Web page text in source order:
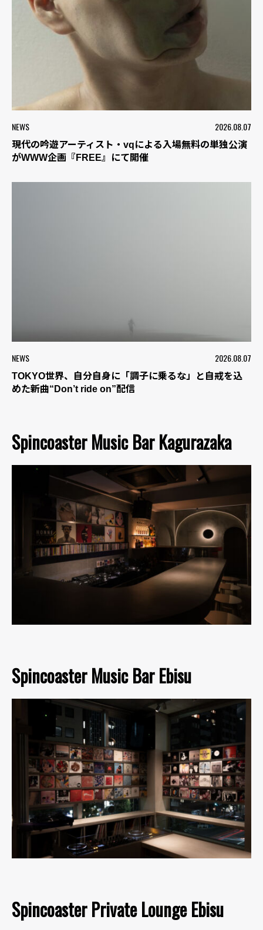
NEWS 2026.08.07
現代の吟遊アーティスト・vqによる入場無料の単独公演
がWWW企画『FREE』にて開催
NEWS 2026.08.07
TOKYO世界、自分自身に「調子に乗るな」と自戒を込
めた新曲“Don’t ride on”配信
Spincoaster Music Bar Kagurazaka
Spincoaster Music Bar Ebisu
Spincoaster Private Lounge Ebisu